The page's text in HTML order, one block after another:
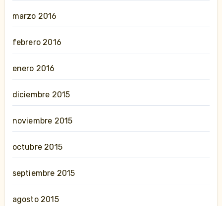
marzo 2016
febrero 2016
enero 2016
diciembre 2015
noviembre 2015
octubre 2015
septiembre 2015
agosto 2015